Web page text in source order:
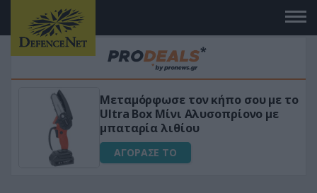
«Μαγική» φόρμουλα τριβόλι + VIP
για αύξηση της λίμπιντο
ΑΓΟΡΑΣΕ ΤΟ